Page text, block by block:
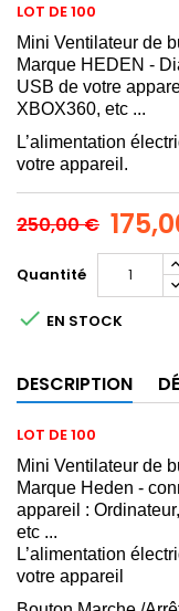
LOT DE 100
Mini Ventilateur de
Marque HEDEN -
USB de votre
XBOX360, etc ...
L’alimentation
votre appareil.
250,00 €
Quantité
 EN STOCK
DESCRIPTION
LOT DE 100
Mini Ventilateur de
Marque Heden -
appareil :
etc ...
L’alimentation
votre appareil